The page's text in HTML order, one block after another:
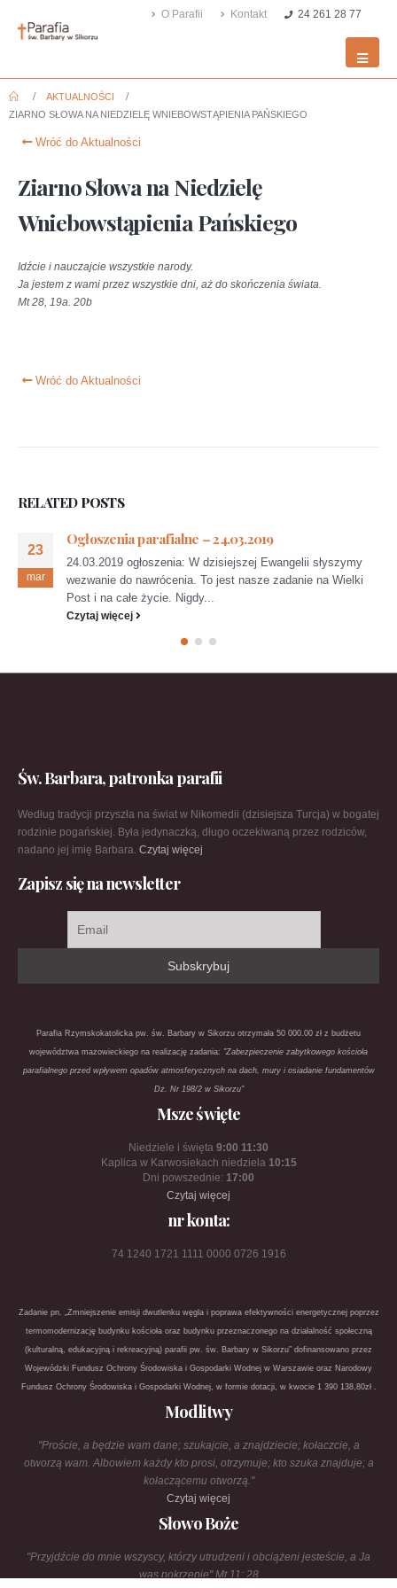
O Parafii Kontakt 24 261 28 77
AKTUALNOŚCI
ZIARNO SŁOWA NA NIEDZIELĘ WNIEBOWSTĄPIENIA PAŃSKIEGO
Wróć do Aktualności
Ziarno Słowa na Niedzielę
Wniebowstąpienia Pańskiego
Idźcie i nauczajcie wszystkie narody.
Ja jestem z wami przez wszystkie dni, aż do skończenia świata.
Mt 28, 19a. 20b
Wróć do Aktualności
RELATEDPOSTS
23
mar
Ogłoszenia parafialne – 24.03.2019
24.03.2019 ogłoszenia: W dzisiejszej Ewangelii słyszymy
wezwanie do nawrócenia. To jest nasze zadanie na Wielki
Post i na całe życie. Nigdy...
Czytaj więcej
Św. Barbara, patronka parafii
Według tradycji przyszła na świat w Nikomedii (dzisiejsza Turcja) w bogatej
rodzinie pogańskiej. Była jedynaczką, długo oczekiwaną przez rodziców,
nadano jej imię Barbara. Czytaj więcej
Zapisz się na newsletter
Parafia Rzymskokatolicka pw. św. Barbary w Sikorzu otrzymała 50 000.00 zł z budżetu
województwa mazowieckiego na realizację zadania: "Zabezpieczenie zabytkowego kościoła
parafialnego przed wpływem opadów atmosferycznych na dach, mury i osiadanie fundamentów
Dz. Nr 198/2 w Sikorzu"
Msze święte
Niedziele i święta 9:00 11:30
Kaplica w Karwosiekach niedziela 10:15
Dni powszednie: 17:00
Czytaj więcej
nr konta:
74 1240 1721 1111 0000 0726 1916
Zadanie pn. „Zmniejszenie emisji dwutlenku węgla i poprawa efektywności energetycznej poprzez
termomodernizację budynku kościoła oraz budynku przeznaczonego na działalność społeczną
(kulturalną, edukacyjną i rekreacyjną) parafii pw. św. Barbary w Sikorzu” dofinansowano przez
Wojewódzki Fundusz Ochrony Środowiska i Gospodarki Wodnej w Warszawie oraz Narodowy
Fundusz Ochrony Środowiska i Gospodarki Wodnej, w formie dotacji, w kwocie 1 390 138,80zł .
Modlitwy
"Proście, a będzie wam dane; szukajcie, a znajdziecie; kołaczcie, a
otworzą wam. Albowiem każdy kto prosi, otrzymuje; kto szuka znajduje; a
kołaczącemu otworzą."
Czytaj więcej
Słowo Boże
"Przyjdźcie do mnie wszyscy, którzy utrudzeni i obciążeni jesteście, a Ja
was pokrzepię" Mt 11: 28